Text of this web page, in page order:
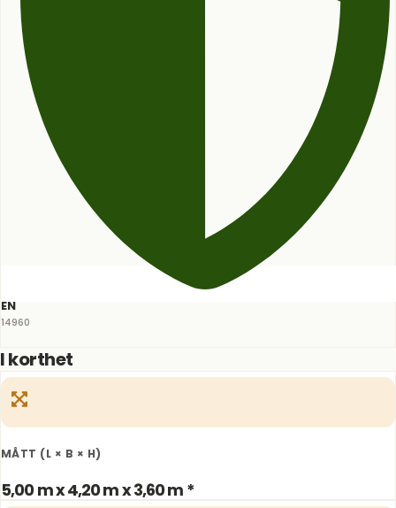
EN
14960
I korthet
MÅTT (L × B × H)
5,00 m x 4,20 m x 3,60 m *